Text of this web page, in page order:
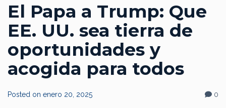
El Papa a Trump: Que
EE. UU. sea tierra de
oportunidades y
acogida para todos
Posted on enero 20, 2025 0